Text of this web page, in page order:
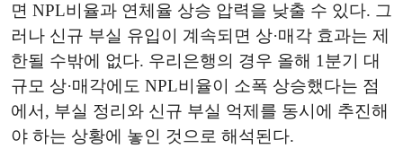
면 NPL비율과 연체율 상승 압력을 낮출 수 있다. 그
러나 신규 부실 유입이 계속되면 상·매각 효과는 제
한될 수밖에 없다. 우리은행의 경우 올해 1분기 대
규모 상·매각에도 NPL비율이 소폭 상승했다는 점
에서, 부실 정리와 신규 부실 억제를 동시에 추진해
야 하는 상황에 놓인 것으로 해석된다.